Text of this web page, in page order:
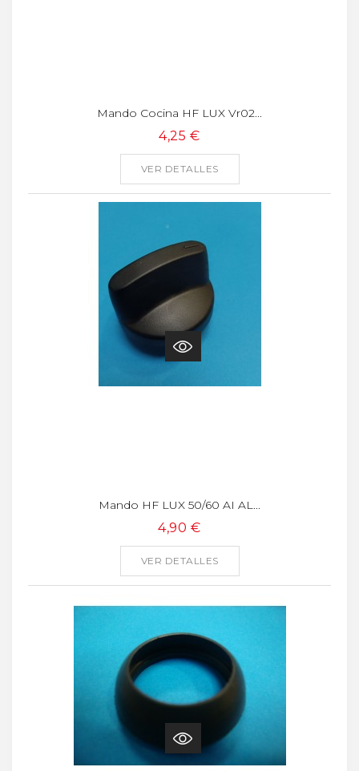
Mando Cocina HF LUX Vr02...
4,25 €
VER DETALLES
Mando HF LUX 50/60 AI AL...
4,90 €
VER DETALLES